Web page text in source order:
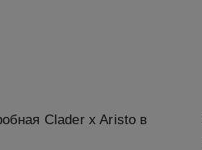
Clader x Aristo в